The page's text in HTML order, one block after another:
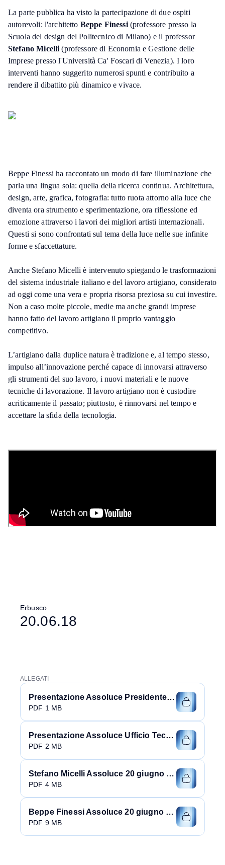
La parte pubblica ha visto la partecipazione di due ospiti
autorevoli: l'architetto Beppe Finessi(professore presso la
Scuola del design del Politecnico di Milano) e il professor
Stefano Micelli (professore di Economia e Gestione delle
Imprese presso l'Università Ca' Foscari di Venezia). I loro
interventi hanno suggerito numerosi spunti e contribuito a
rendere il dibattito più dinamico e vivace.
Beppe Finessi ha raccontato un modo di fare illuminazione che
parla una lingua sola: quella della ricerca continua. Architettura,
design, arte, grafica, fotografia: tutto ruota attorno alla luce che
diventa ora strumento e sperimentazione, ora riflessione ed
emozione attraverso i lavori dei migliori artisti internazionali.
Questi si sono confrontati sul tema della luce nelle sue infinite
forme e sfaccettature.
Anche Stefano Micelli è intervenuto spiegando le trasformazioni
del sistema industriale italiano e del lavoro artigiano, considerato
ad oggi come una vera e propria risorsa preziosa su cui investire.
Non a caso molte piccole, medie ma anche grandi imprese
hanno fatto del lavoro artigiano il proprio vantaggio
competitivo.
L’artigiano dalla duplice natura è tradizione e, al tempo stesso,
impulso all’innovazione perché capace di innovarsi attraverso
gli strumenti del suo lavoro, i nuovi materiali e le nuove
tecniche di lavorazione. Il lavoro artigiano non è custodire
acriticamente il passato; piuttosto, è rinnovarsi nel tempo e
accettare la sfida della tecnologia.
Erbusco
20.06.18
ALLEGATI
Presentazione Assoluce Presidente BORDONE
PDF 1 MB
Presentazione Assoluce Ufficio Tecnico
PDF 2 MB
Stefano Micelli Assoluce 20 giugno 2018
PDF 4 MB
Beppe Finessi Assoluce 20 giugno 2018
PDF 9 MB